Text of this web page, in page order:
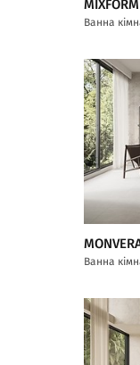
MIXFORM
Ванна
Ванна